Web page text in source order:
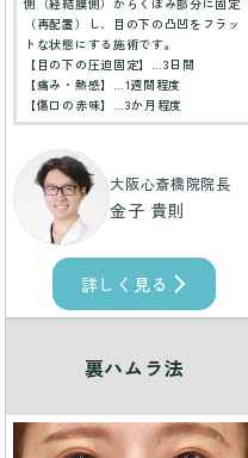
（再配置）し、目の下の凸凹をフラッ
トな状態にする施術です。
【目の下の圧迫固定】…3日間
【痛み・熱感】…1週間程度
【傷口の赤味】…3か月程度
大阪心斎橋院院長
金子 貴則
詳しく見る
裏ハムラ法